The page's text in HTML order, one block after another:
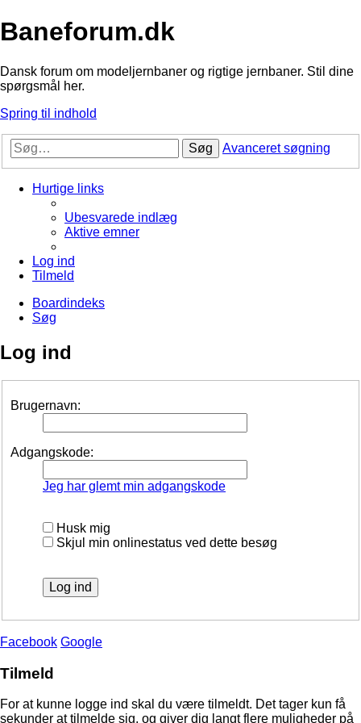
Baneforum.dk
Dansk forum om modeljernbaner og rigtige jernbaner. Stil dine
spørgsmål her.
Spring til indhold
Søg Avanceret søgning
Hurtige links
Ubesvarede indlæg
Aktive emner
Log ind
Tilmeld
Boardindeks
Søg
Log ind
Brugernavn:
Adgangskode:
Jeg har glemt min adgangskode
Husk mig
Skjul min onlinestatus ved dette besøg
Facebook Google
Tilmeld
For at kunne logge ind skal du være tilmeldt. Det tager kun få
sekunder at tilmelde sig, og giver dig langt flere muligheder på